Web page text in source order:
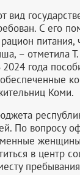
вид
С его
– отметила
года
Коми.
По вопросу
в центр